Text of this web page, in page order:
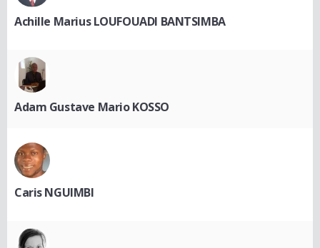
Achille Marius LOUFOUADI BANTSIMBA
Adam Gustave Mario KOSSO
Caris NGUIMBI